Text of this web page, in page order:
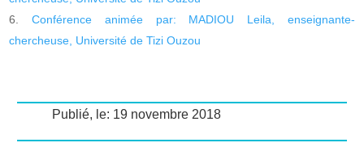
Conférence animée par: MADIOU Leila, enseignante-
chercheuse, Université de Tizi Ouzou
Publié, le: 19 novembre 2018